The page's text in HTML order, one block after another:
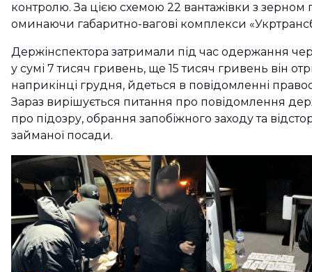
контролю. За цією схемою 22 вантажівки з зерном
оминаючи габаритно-вагові комплекси
Держінспектора затримали під час одержання
у сумі 7 тисяч гривень, ще 15 тисяч гривень він
наприкінці грудня, йдеться в повідомленні
Зараз вирішується питання про повідомлення
про підозру, обрання запобіжного заходу та
займаної посади.